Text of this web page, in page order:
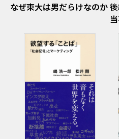
なぜ東大は男だらけなのか